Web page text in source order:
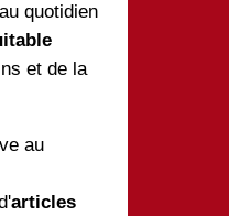
quotidien
et de la
au
articles